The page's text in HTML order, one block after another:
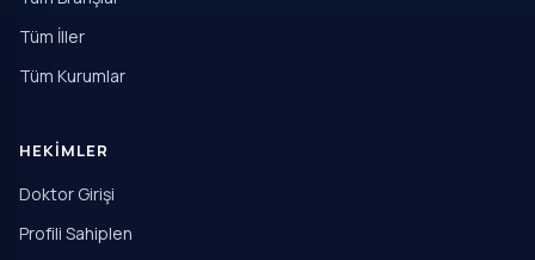
Tüm İller
Tüm Kurumlar
HEKIMLER
Doktor Girişi
Profili Sahiplen